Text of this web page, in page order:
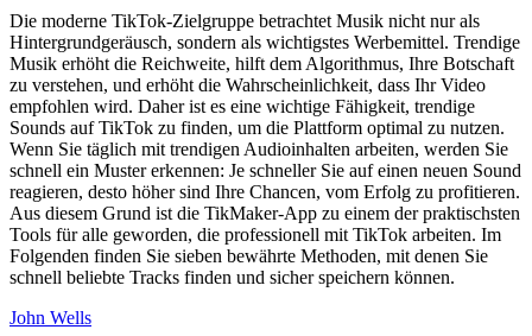
Die moderne TikTok-Zielgruppe betrachtet Musik nicht nur als
Hintergrundgeräusch, sondern als wichtigstes Werbemittel. Trendige
Musik erhöht die Reichweite, hilft dem Algorithmus, Ihre Botschaft
zu verstehen, und erhöht die Wahrscheinlichkeit, dass Ihr Video
empfohlen wird. Daher ist es eine wichtige Fähigkeit, trendige
Sounds auf TikTok zu finden, um die Plattform optimal zu nutzen.
Wenn Sie täglich mit trendigen Audioinhalten arbeiten, werden Sie
schnell ein Muster erkennen: Je schneller Sie auf einen neuen Sound
reagieren, desto höher sind Ihre Chancen, vom Erfolg zu profitieren.
Aus diesem Grund ist die TikMaker-App zu einem der praktischsten
Tools für alle geworden, die professionell mit TikTok arbeiten. Im
Folgenden finden Sie sieben bewährte Methoden, mit denen Sie
schnell beliebte Tracks finden und sicher speichern können.
John Wells